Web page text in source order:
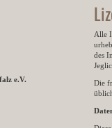
e.V.
Alle
des
Die